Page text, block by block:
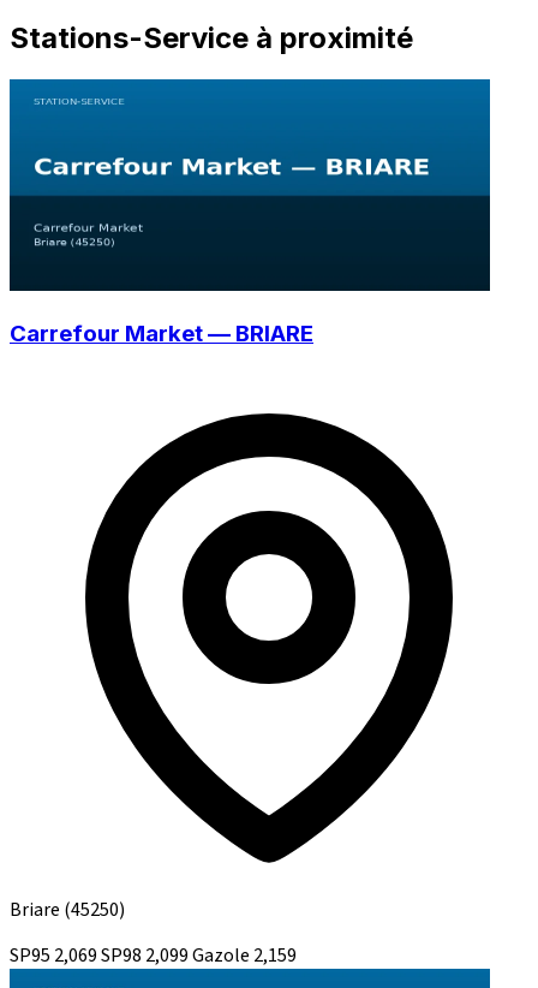
Stations-Service à proximité
Carrefour Market — BRIARE
Briare (45250)
SP95 2,069SP98 2,099Gazole 2,159